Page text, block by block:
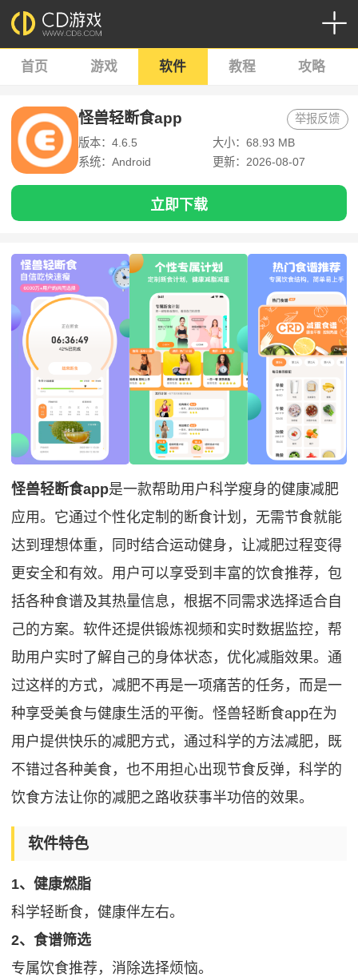
首页 游戏 软件 教程 攻略
怪兽轻断食app
版本：4.6.5
大小：68.93 MB
系统：Android
更新：2026-08-07
举报反馈
立即下载
怪兽轻断食app是一款帮助用户科学瘦身的健康减肥
应用。它通过个性化定制的断食计划，无需节食就能
达到理想体重，同时结合运动健身，让减肥过程变得
更安全和有效。用户可以享受到丰富的饮食推荐，包
括各种食谱及其热量信息，根据不同需求选择适合自
己的方案。软件还提供锻炼视频和实时数据监控，帮
助用户实时了解自己的身体状态，优化减脂效果。通
过这样的方式，减肥不再是一项痛苦的任务，而是一
种享受美食与健康生活的平衡。怪兽轻断食app在为
用户提供快乐的减肥方式，通过科学的方法减肥，既
不错过各种美食，也不用担心出现节食反弹，科学的
饮食方法让你的减肥之路收获事半功倍的效果。
软件特色
1、健康燃脂
科学轻断食，健康伴左右。
2、食谱筛选
专属饮食推荐，消除选择烦恼。